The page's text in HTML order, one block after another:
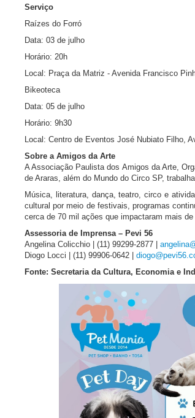
Serviço
Raízes do Forró
Data: 03 de julho
Horário: 20h
Local: Praça da Matriz - Avenida Francisco
Bikeoteca
Data: 05 de julho
Horário: 9h30
Local: Centro de Eventos José Nubiato Filho,
Sobre a Amigos da Arte
A Associação Paulista dos Amigos da Arte,
de Araras, além do Mundo do Circo SP,
Música, literatura, dança, teatro, circo e
cultural por meio de festivais, programas
cerca de 70 mil ações que impactaram mais
Assessoria de Imprensa – Pevi 56
Angelina Colicchio | (11) 99299-2877 |
Diogo Locci | (11) 99906-0642 |
Fonte: Secretaria da Cultura, Economia e